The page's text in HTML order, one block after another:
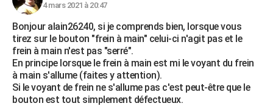
4 mars 2021 à 20:47
Bonjour alain26240, si je comprends bien, lorsque vous
tirez sur le bouton "frein à main" celui-ci n'agit pas et le
frein à main n'est pas "serré".
En principe lorsque le frein à main est mi le voyant du frein
à main s'allume (faites y attention).
Si le voyant de frein ne s'allume pas c'est peut-être que le
bouton est tout simplement défectueux.